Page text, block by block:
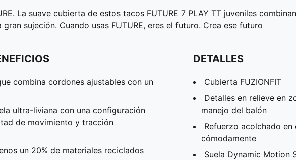
La suave cubierta de estos tacos FUTURE 7 PLAY TT juveniles
sujeción. Cuando usas FUTURE, eres el futuro. Crea ese futuro
combina cordones ajustables con un
ultra-liviana con una configuración
de movimiento y tracción
un 20% de materiales reciclados
DETALLES
Cubierta FUZIONFIT
Detalles en relieve en
manejo del balón
Refuerzo acolchado
cómodamente
Suela Dynamic Motion